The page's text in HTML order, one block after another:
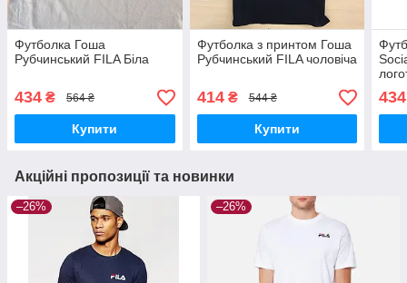
Футболка Гоша
Рубчинський FILA Біла
434 ₴ 564 ₴
Купити
Футболка з принтом Гоша
Рубчинський FILA чоловіча
414₴ 544 ₴
Купити
В
434
Акційні пропозиції та новинки
–26% –26%